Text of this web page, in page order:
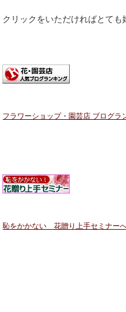
クリックをいただければとても
フラワーショップ・園芸店 ブログラ
恥をかかない 花贈り上手セミナー